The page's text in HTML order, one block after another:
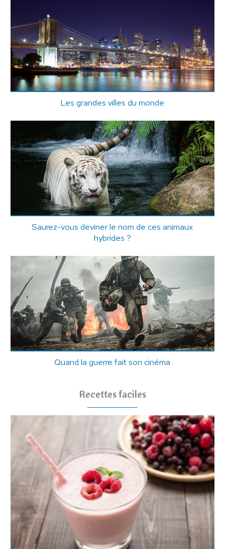
Les grandes villes du monde
Saurez-vous deviner le nom de ces animaux
hybrides ?
Quand la guerre fait son cinéma
Recettes faciles